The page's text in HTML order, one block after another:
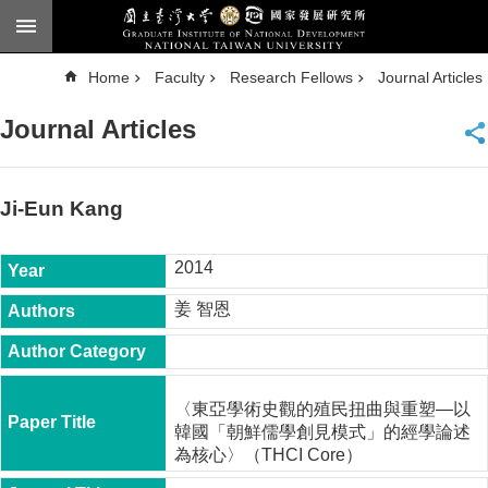
Skip to main content
n
c
d
e
a
h
National
Taiwan
University
Chinese
a
l
Home Faculty Research Fellows Journal Articles
Journal Articles
Ji-Eun Kang
2014
姜 智恩
〈東亞學術史觀的殖民扭曲與重塑―以
韓國「朝鮮儒學創見模式」的經學論述
為核心〉（THCI Core）